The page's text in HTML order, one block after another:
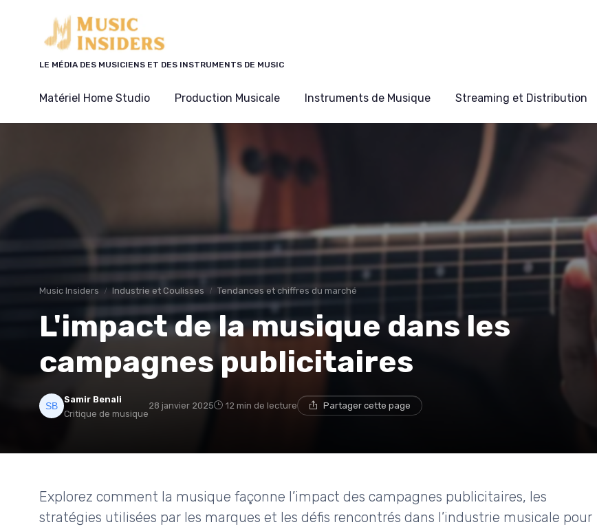
LE MÉDIA DES MUSICIENS ET DES INSTRUMENTS DE MUSIC
Matériel Home Studio Production Musicale Instruments de Musique Streaming et Distribution
Music Insiders Industrie et Coulisses Tendances et chiffres du marché
L'impact de la musique dans les
campagnes publicitaires
Samir Benali
Critique de musique
28 janvier 2025 12 min de lecture Partager cette page
Explorez comment la musique façonne l’impact des campagnes publicitaires, les
stratégies utilisées par les marques et les défis rencontrés dans l’industrie musicale pour